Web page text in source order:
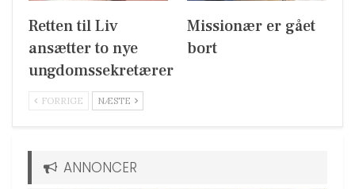
Retten til Liv
ansætter to nye
ungdomssekretærer
Missionær er gået
bort
FORRIGE NÆSTE
ANNONCER